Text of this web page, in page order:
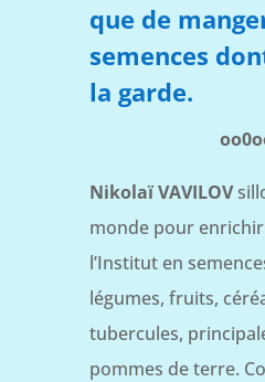
que de
semences
la garde.
Nikolaï VAVILOV
monde pour
l’Institut en
légumes, fruits,
tubercules,
pommes de terre.